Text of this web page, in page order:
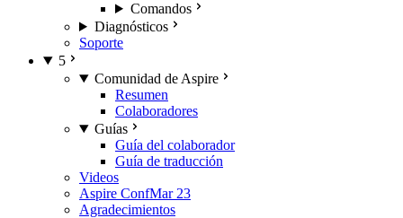
Comandos
Diagnósticos
Soporte
5
Comunidad de Aspire
Resumen
Colaboradores
Guías
Guía del colaborador
Guía de traducción
Videos
Aspire ConfMar 23
Agradecimientos